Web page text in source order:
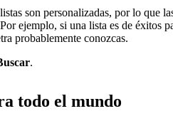
son personalizadas, por lo que
ejemplo, si una lista es de éxitos
probablemente conozcas.
.
todo el mundo